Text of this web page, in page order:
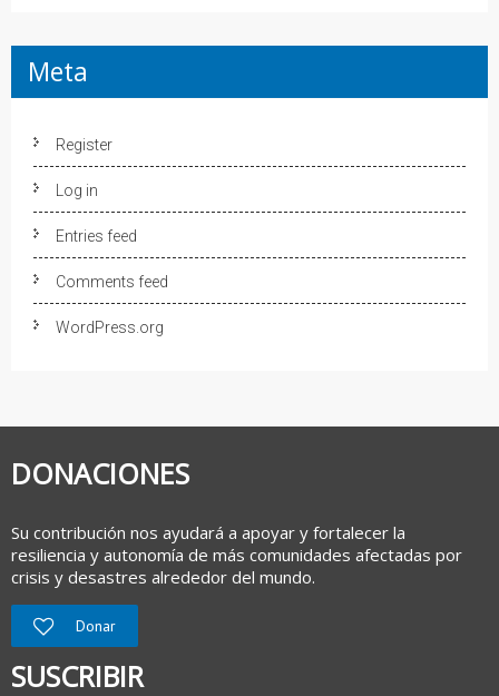
Meta
Register
Log in
Entries feed
Comments feed
WordPress.org
DONACIONES
Su contribución nos ayudará a apoyar y fortalecer la
resiliencia y autonomía de más comunidades afectadas por
crisis y desastres alrededor del mundo.
Donar
SUSCRIBIR